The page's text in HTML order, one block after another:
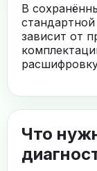
В
стандартной
зависит от
Что